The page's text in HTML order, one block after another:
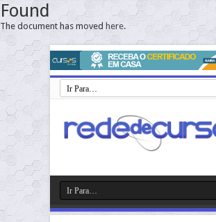
Found
The document has moved here.